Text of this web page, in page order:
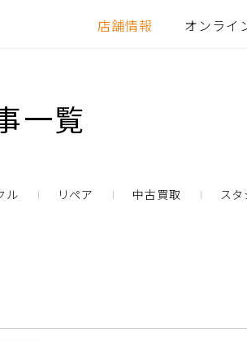
店舗情報 オンライ
一覧
ル リペア 中古買取 スタ